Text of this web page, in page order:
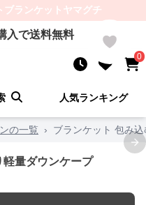
ブランケットヤマグチ
入で送料無料
0
人気ランキング
の一覧 ›
ブランケット 包み
量ダウンケープ